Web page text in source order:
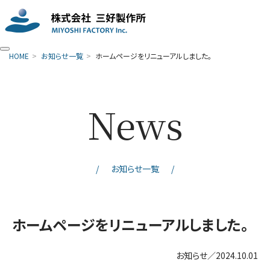
HOME お知らせ一覧 ホームページをリニューアルしました。
News
お知らせ一覧
ホームページをリニューアルしました。
お知らせ／2024.10.01